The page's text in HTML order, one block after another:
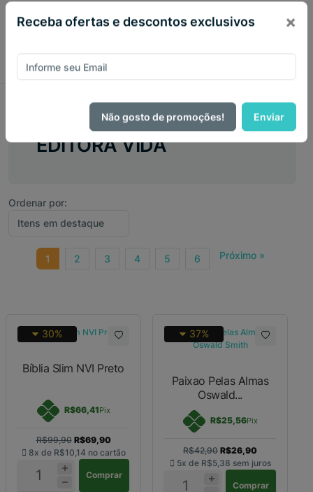
EDITORA VIDA
Ordenar por:
1 2 3 4 5 6 Próximo »
30%
Bíblia Slim NVI Preto
R$66,41Pix
R$99,90 R$69,90
8x de R$10,14 no cartão
Comprar
37%
Paixao Pelas Almas
Oswald...
R$25,56Pix
R$42,90 R$26,90
5x de R$5,38 sem juros
Comprar
Receba ofertas e descontos exclusivos ×
Não gosto de promoções! Enviar